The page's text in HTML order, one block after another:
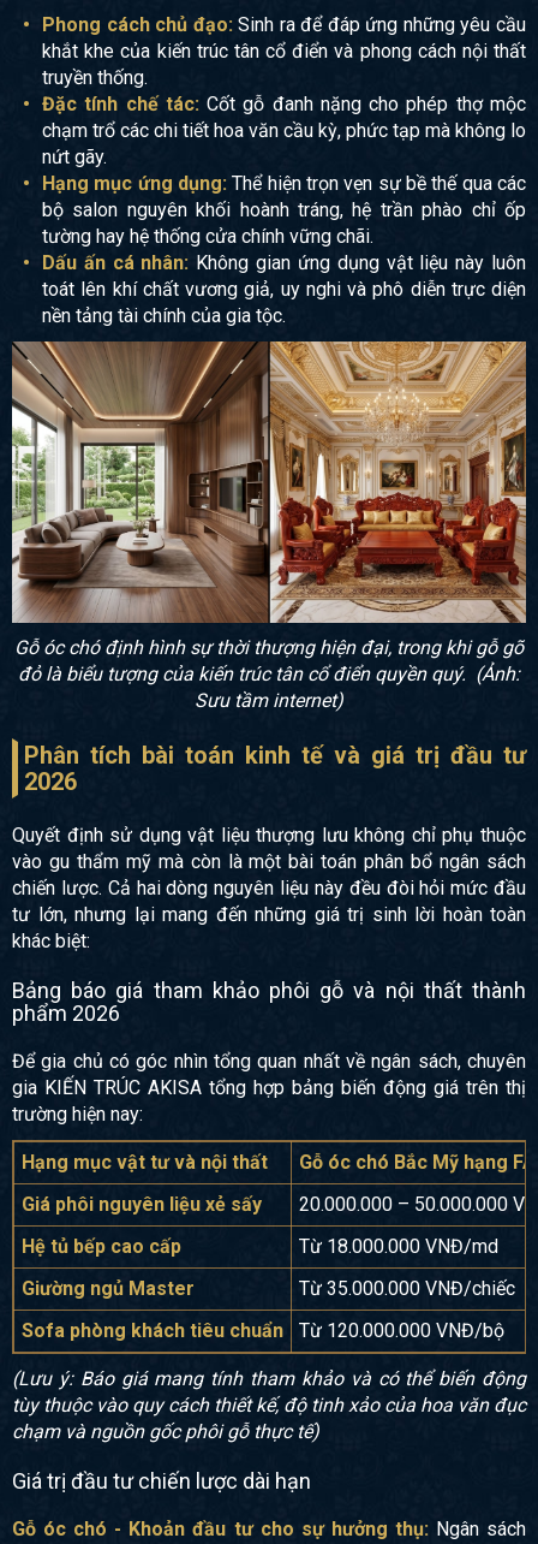
Phong cách chủ đạo:Sinh ra để đáp ứng những yêu cầu
khắt khe của kiến trúc tân cổ điển và phong cách nội thất
truyền thống.
Đặc tính chế tác:Cốt gỗ đanh nặng cho phép thợ mộc
chạm trổ các chi tiết hoa văn cầu kỳ, phức tạp mà không lo
nứt gãy.
Hạng mục ứng dụng: Thể hiện trọn vẹn sự bề thế qua các
bộ salon nguyên khối hoành tráng, hệ trần phào chỉ ốp
tường hay hệ thống cửa chính vững chãi.
Dấu ấn cá nhân: Không gian ứng dụng vật liệu này luôn
toát lên khí chất vương giả, uy nghi và phô diễn trực diện
nền tảng tài chính của gia tộc.
Gỗ óc chó định hình sự thời thượng hiện đại, trong khi gỗ gõ
đỏ là biểu tượng của kiến trúc tân cổ điển quyền quý. (Ảnh:
Sưu tầm internet)
Phân tích bài toán kinh tế và giá trị đầu tư
2026
Quyết định sử dụng vật liệu thượng lưu không chỉ phụ thuộc
vào gu thẩm mỹ mà còn là một bài toán phân bổ ngân sách
chiến lược. Cả hai dòng nguyên liệu này đều đòi hỏi mức đầu
tư lớn, nhưng lại mang đến những giá trị sinh lời hoàn toàn
khác biệt:
Bảng báo giá tham khảo phôi gỗ và nội thất thành
phẩm 2026
Để gia chủ có góc nhìn tổng quan nhất về ngân sách, chuyên
gia KIẾN TRÚC AKISA tổng hợp bảng biến động giá trên thị
trường hiện nay:
Hạng mục vật tư và nội thất
Gỗ óc chó Bắc Mỹ hạng
Giá phôi nguyên liệu xẻ sấy
20.000.000 – 50.000.000
Hệ tủ bếp cao cấp
Từ 18.000.000 VNĐ/md
Giường ngủ Master
Từ 35.000.000 VNĐ/chiếc
Sofa phòng khách tiêu chuẩn
Từ 120.000.000 VNĐ/bộ
(Lưu ý: Báo giá mang tính tham khảo và có thể biến động
tùy thuộc vào quy cách thiết kế, độ tinh xảo của hoa văn đục
chạm và nguồn gốc phôi gỗ thực tế)
Giá trị đầu tư chiến lược dài hạn
Gỗ óc chó - Khoản đầu tư cho sự hưởng thụ:Ngân sách
×